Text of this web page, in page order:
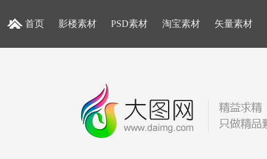
首页 影楼素材 PSD素材 淘宝素材 矢量素材